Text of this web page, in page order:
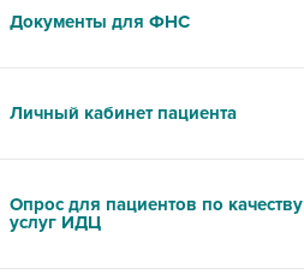
Документы для ФНС
Личный кабинет пациента
Опрос для пациентов по качеству
услуг ИДЦ